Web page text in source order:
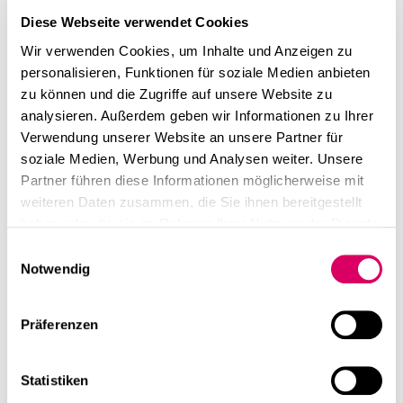
Diese Webseite verwendet Cookies
Wir verwenden Cookies, um Inhalte und Anzeigen zu
personalisieren, Funktionen für soziale Medien anbieten
zu können und die Zugriffe auf unsere Website zu
analysieren. Außerdem geben wir Informationen zu Ihrer
Verwendung unserer Website an unsere Partner für
soziale Medien, Werbung und Analysen weiter. Unsere
Partner führen diese Informationen möglicherweise mit
weiteren Daten zusammen, die Sie ihnen bereitgestellt
Notwendig
Präferenzen
Statistiken
These 4: Förderung des Wohlbefindens durch
smarte Raumkonzepte und optimierte Prozesse
Unternehmen müssen sich verstärkt mit innovativen
Bürokonzepten und erlebnisorientierten Arbeitsformen
befassen, um Anreize für eine Rückkehr der
Mitarbeitenden ins Büro zu schaffen. Das
Verbundforschungsprojekt Office 21® des Fraunhofer
IAO hat dies ebenfalls festgestellt. Es betont die
Bedeutung von Rückzugsräumen für fokussiertes
Begegnungsorte eine wichtige Rolle als Anker für
soziales Zusammenkommen und Ideenaustausch. Laut
Kollaborationen die Hauptgründe für die Präsenzarbeit
Conclusio von CSMM:
Ziel für eine Umnutzung ist immer die Entwicklung eines